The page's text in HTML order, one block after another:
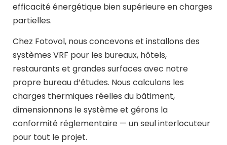
efficacité énergétique bien supérieure en charges
partielles.
Chez Fotovol, nous concevons et installons des
systèmes VRF pour les bureaux, hôtels,
restaurants et grandes surfaces avec notre
propre bureau d’études. Nous calculons les
charges thermiques réelles du bâtiment,
dimensionnons le système et gérons la
conformité réglementaire — un seul interlocuteur
pour tout le projet.